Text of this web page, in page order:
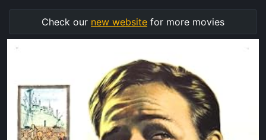
Check our new website for more movies